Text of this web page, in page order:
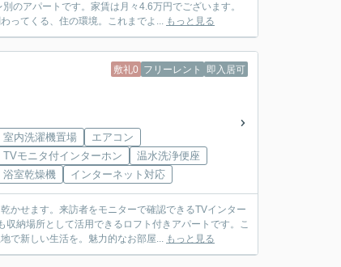
のアパートです。家賃は月々4.6万円でございます。
ってくる、住の環境。これまでよ... もっと見る
敷礼0 フリーレント 即入居可
室内洗濯機置場
エアコン
TVモニタ付インターホン
温水洗浄便座
浴室乾燥機
インターネット対応
かせます。来訪者をモニターで確認できるTVインター
納場所として活用できるロフト付きアパートです。こ
で新しい生活を。魅力的なお部屋... もっと見る